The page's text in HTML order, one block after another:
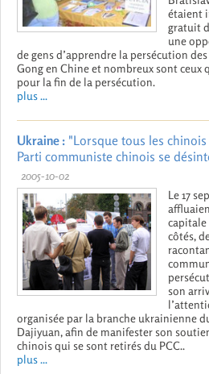
étaient
gratuit
une
de gens d’apprendre la persécution
Gong en Chine et nombreux sont
pour la fin de la persécution.
plus ...
Ukraine : "Lorsque tous les
Parti communiste chinois se
2005-10-02
Le 17
capitale
côtés,
son
organisée par la branche ukrainienne
Dajiyuan, afin de manifester son
chinois qui se sont retirés du PCC..
plus ...